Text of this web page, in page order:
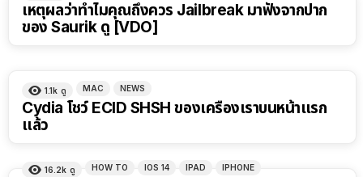
เหตุผลว่าทำไมคุณถึงควร Jailbreak มาฟังจากปาก
ของ Saurik ดู [VDO]
1.1k ดู MAC NEWS
Cydia โชว์ ECID SHSH ของเครื่องเราบนหน้าแรก
แล้ว
16.2k ดู HOW TO IOS 14 IPAD IPHONE